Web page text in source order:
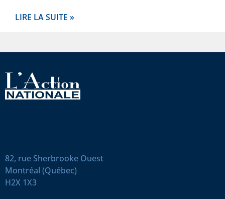
LIRE LA SUITE »
82, rue Sherbrooke Ouest
Montréal (Québec)
H2X 1X3